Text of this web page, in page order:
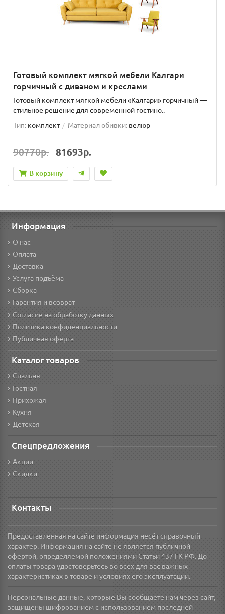
Готовый комплект мягкой мебели Калгари
горчичный с диваном и креслами
Готовый комплект мягкой мебели «Калгари» горчичный —
стильное решение для современной гостино..
Тип: комплект Материал обивки: велюр
90770р. 81693р.
В корзину
Информация
О нас
Оплата
Доставка
Услуга подъёма
Сборка
Гарантия и возврат
Согласие на обработку данных
Политика конфиденциальности
Публичная оферта
Каталог товаров
Спальня
Гостная
Прихожая
Кухня
Детская
Спецпредложения
Акции
Скидки
Контакты
Предоставленная на сайте информация несёт справочный
характер. Информация на сайте не является публичной
офертой, определяемой положениями Статьи 437 ГК РФ. До
оплаты товара удостоверьтесь во всех для вас важных
характеристиках в товаре и условиях его эксплуатации.
Персональные данные, которые Вы сообщаете нам через сайт,
защищены шифрованием с использованием последней